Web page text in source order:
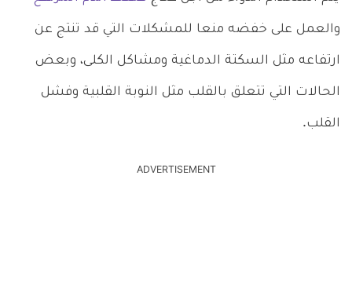
والعمل على خفضه منعا للمشكلات التي قد تنتج عن
ارتفاعه مثل السكتة الدماغية ومشاكل الكلى، وبعض
الحالات التي تتعلق بالقلب مثل النوبة القلبية وفشل
القلب.
ADVERTISEMENT